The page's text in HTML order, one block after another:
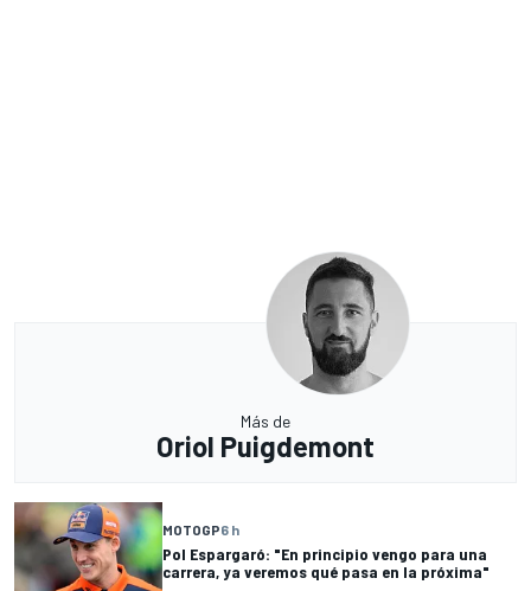
Más de
Oriol Puigdemont
MOTOGP6 h
Pol Espargaró: "En principio vengo para una
carrera, ya veremos qué pasa en la próxima"